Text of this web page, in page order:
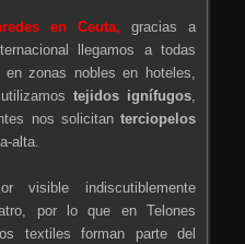
en Ceuta, gracias a
llegamos a todas
zonas nobles en hoteles,
tejidos ignífugos,
nos solicitan terciopelos
alta.
visible indiscutiblemente
por lo que en Telones
textiles forman parte del